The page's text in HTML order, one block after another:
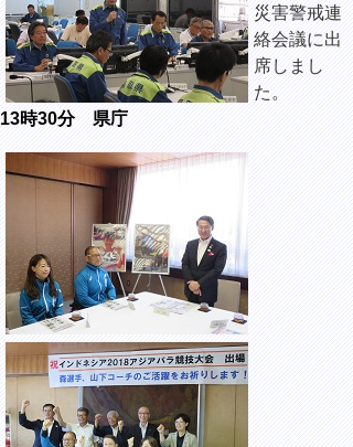
災害警戒連
絡会議に出
席しまし
た。
13時30分 県庁